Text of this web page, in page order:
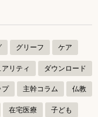
グリーフ ケア
リティ ダウンロード
プ 主幹コラム 仏教
在宅医療 子ども